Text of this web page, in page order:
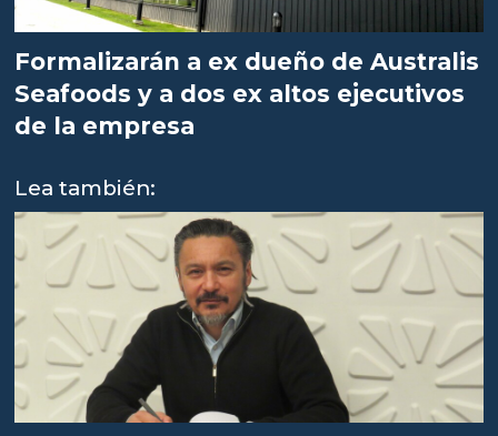
Formalizarán a ex dueño de Australis
Seafoods y a dos ex altos ejecutivos
de la empresa
Lea también: